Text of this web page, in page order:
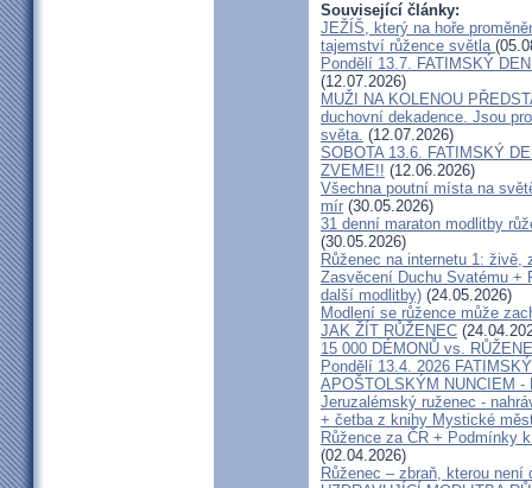
Související články:
JEŽÍŠ, který na hoře
tajemství růžence světla
Pondělí 13.7. FATIMSKÝ
(12.07.2026)
MUŽI NA KOLENOU
duchovní dekadence. Jsou
světa. (12.07.2026)
SOBOTA 13.6. FATIMSKÝ
ZVEME!! (12.06.2026)
Všechna poutní místa na
mír (30.05.2026)
31 denní maraton modlitby
(30.05.2026)
Růženec na internetu 1:
Zasvěcení Duchu Svatému +
další modlitby) (24.05.2026)
Modlení se růžence může
JAK ŽÍT RŮŽENEC
15 000 DÉMONŮ vs.
Pondělí 13.4. 2026
APOŠTOLSKÝM NUNCIEM -
Jeruzalémský ruženec -
+ četba z knihy Mystické
Růžence za ČR + Podmínky
(02.04.2026)
Růženec – zbraň, kterou není